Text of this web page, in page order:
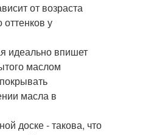
от возраста
у
идеально впишет
маслом
масла в
доске - такова, что